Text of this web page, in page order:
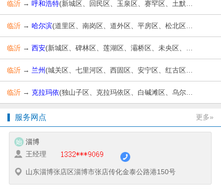
临沂 →呼和浩特(新城区、回民区、玉泉区、赛罕区、土默特左旗、托克托县、和林格尔县、清水河县、武川县)
临沂 →哈尔滨(道里区、南岗区、道外区、平房区、松北区、香坊区、呼兰区、阿城区、双城区、依兰县、方正县、宾县、巴彦县、木兰县、通河县、延寿县、尚志市、五常市)
临沂 →西安(新城区、碑林区、莲湖区、灞桥区、未央区、雁塔区、阎良区、临潼区、长安区、高陵区、鄠邑区、蓝田县、周至县)
临沂 → 兰州 (城关区、七里河区、西固区、安宁区、红古区、永登县、皋兰县、榆中县)
临沂 →克拉玛依(独山子区、克拉玛依区、白碱滩区、乌尔禾区)
服务网点 更多»
淄博
王经理
山东淄博张店区淄博市张店传化金泰公路港150号